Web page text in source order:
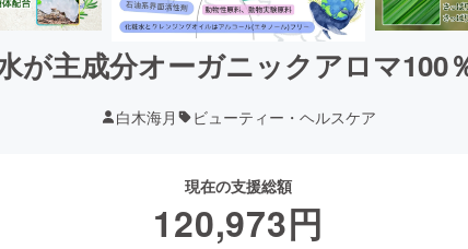
が主成分オーガニックアロマ100
白木海月 ビューティー・ヘルスケア
現在の支援総額
120,973円